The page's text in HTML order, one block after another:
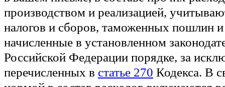
производством и реализацией,
налогов и сборов, таможенных пошлин
начисленные в установленном
Российской Федерации порядке, за
перечисленных в статье 270 Кодекса. В